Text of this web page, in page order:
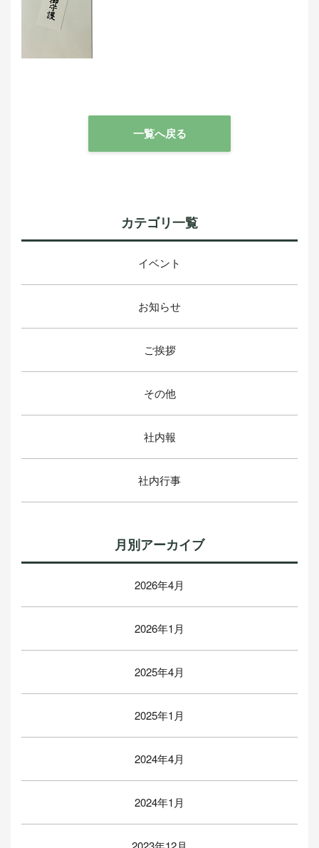
一覧へ戻る
カテゴリ一覧
イベント
お知らせ
ご挨拶
その他
社内報
社内行事
月別アーカイブ
2026年4月
2026年1月
2025年4月
2025年1月
2024年4月
2024年1月